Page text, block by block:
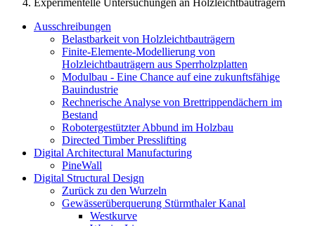
Experimentelle Untersuchungen an Holzleichtbauträgern
Ausschreibungen
Belastbarkeit von Holzleichtbauträgern
Finite-Elemente-Modellierung von
Holzleichtbauträgern aus Sperrholzplatten
Modulbau - Eine Chance auf eine zukunftsfähige
Bauindustrie
Rechnerische Analyse von Brettrippendächern im
Bestand
Robotergestützter Abbund im Holzbau
Directed Timber Presslifting
Digital Architectural Manufacturing
PineWall
Digital Structural Design
Zurück zu den Wurzeln
Gewässerüberquerung Stürmthaler Kanal
Westkurve